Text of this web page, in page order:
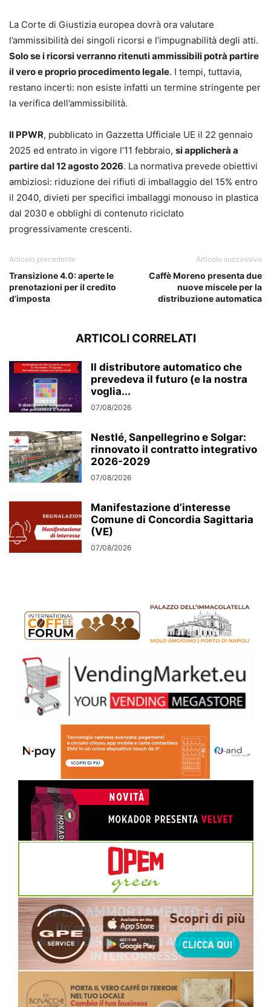
La Corte di Giustizia europea dovrà ora valutare
l’ammissibilità dei singoli ricorsi e l’impugnabilità degli atti.
Solo se i ricorsi verranno ritenuti ammissibili potrà partire
il vero e proprio procedimento legale. I tempi, tuttavia,
restano incerti: non esiste infatti un termine stringente per
la verifica dell’ammissibilità.
Il PPWR, pubblicato in Gazzetta Ufficiale UE il 22 gennaio
2025 ed entrato in vigore l’11 febbraio, si applicherà a
partire dal 12 agosto 2026. La normativa prevede obiettivi
ambiziosi: riduzione dei rifiuti di imballaggio del 15% entro
il 2040, divieti per specifici imballaggi monouso in plastica
dal 2030 e obblighi di contenuto riciclato
progressivamente crescenti.
Articolo precedente
Transizione 4.0: aperte le
prenotazioni per il credito
d’imposta
Articolo successivo
Caffè Moreno presenta due
nuove miscele per la
distribuzione automatica
ARTICOLI CORRELATI
Il distributore automatico che
prevedeva il futuro (e la nostra
voglia...
07/08/2026
Nestlé, Sanpellegrino e Solgar:
rinnovato il contratto integrativo
2026-2029
07/08/2026
Manifestazione d’interesse
Comune di Concordia Sagittaria
(VE)
07/08/2026